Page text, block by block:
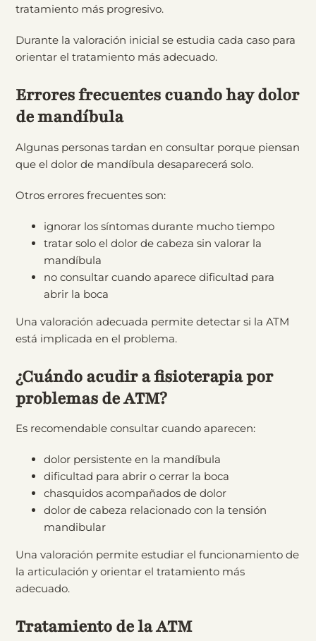
tratamiento más progresivo.
Durante la valoración inicial se estudia cada caso para
orientar el tratamiento más adecuado.
Errores frecuentes cuando hay dolor
de mandíbula
Algunas personas tardan en consultar porque piensan
que el dolor de mandíbula desaparecerá solo.
Otros errores frecuentes son:
ignorar los síntomas durante mucho tiempo
tratar solo el dolor de cabeza sin valorar la
mandíbula
no consultar cuando aparece dificultad para
abrir la boca
Una valoración adecuada permite detectar si la ATM
está implicada en el problema.
¿Cuándo acudir a fisioterapia por
problemas de ATM?
Es recomendable consultar cuando aparecen:
dolor persistente en la mandíbula
dificultad para abrir o cerrar la boca
chasquidos acompañados de dolor
dolor de cabeza relacionado con la tensión
mandibular
Una valoración permite estudiar el funcionamiento de
la articulación y orientar el tratamiento más
adecuado.
Tratamiento de la ATM